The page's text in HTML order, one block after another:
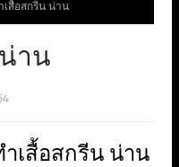
เสื้อสกรีน น่าน
าน
เสื้อสกรีน น่าน